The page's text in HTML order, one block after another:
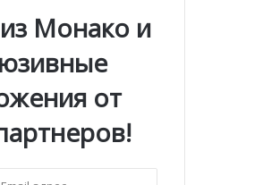
Монако и
от